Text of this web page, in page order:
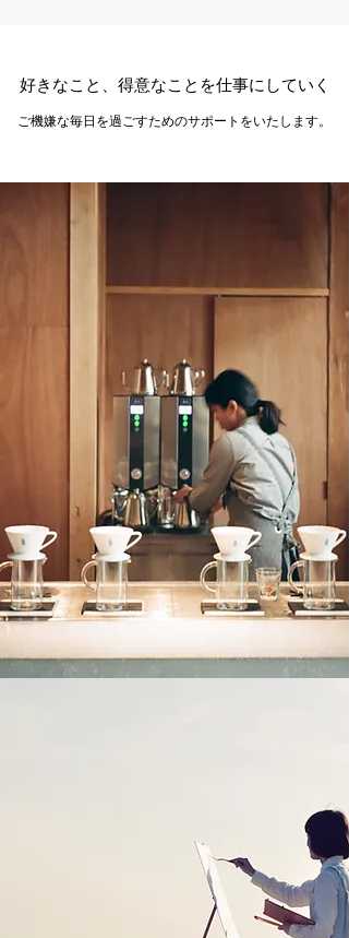
​好きなこと、得意なことを仕事にしていく
​ご機嫌な毎日を過ごすためのサポートをいたします​。